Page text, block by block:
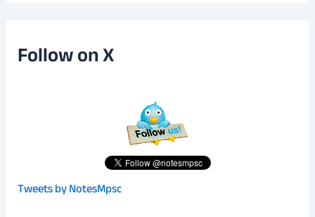
Follow on X
Tweets by NotesMpsc